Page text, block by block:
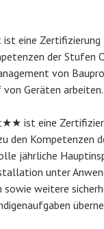
ist eine
der Stufen
von
von Geräten arbeiten.
ist eine
den Kompetenzen
jährliche
unter
sowie weitere